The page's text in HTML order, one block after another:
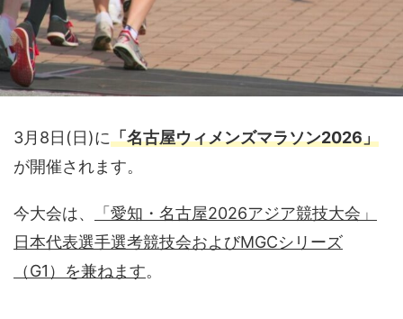
3月8日(日)に「名古屋ウィメンズマラソン2026」
が開催されます。
今大会は、
「愛知・名古屋2026アジア競技大会」
日本代表選手選考競技会およびMGCシリーズ
（G1）を兼ねます。